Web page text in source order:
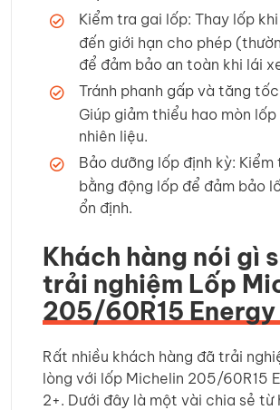
Kiểm tra gai lốp: Thay lốp
đến giới hạn cho phép
để đảm bảo an toàn khi lái
Tránh phanh gấp và tăng
Giúp giảm thiểu hao mòn
nhiên liệu.
Bảo dưỡng lốp định kỳ: Kiểm
bằng động lốp để đảm bảo
ổn định.
Khách hàng nói gì
trải nghiệm Lốp
205/60R15 Energy
Rất nhiều khách hàng đã trải
lòng với lốp Michelin 205/60R15
2+. Dưới đây là một vài chia sẻ từ